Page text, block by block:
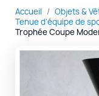
Accueil
Objets &
Tenue d'équipe de
Trophée Coupe